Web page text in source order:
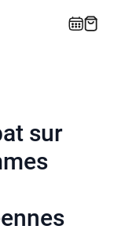
sur